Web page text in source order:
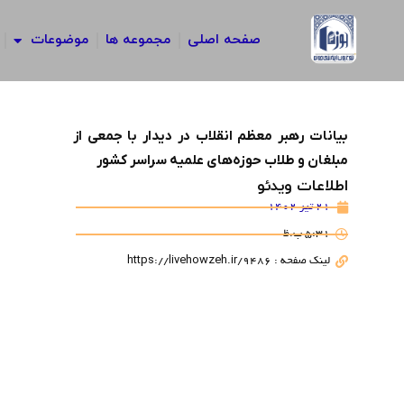
صفحه اصلی مجموعه ها موضوعات
بیانات رهبر معظم انقلاب در دیدار با جمعی از
مبلغان و طلاب حوزه‌های علمیه سراسر کشور
اطلاعات ویدئو
21 تیر 1402
5:31 ب.ظ
لینک صفحه : https://livehowzeh.ir/9486